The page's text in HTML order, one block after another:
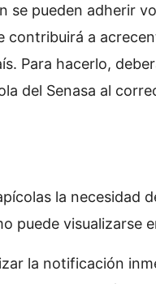
se pueden adherir
contribuirá a
Para hacerlo,
del Senasa al
la necesidad
puede visualizarse
la notificación